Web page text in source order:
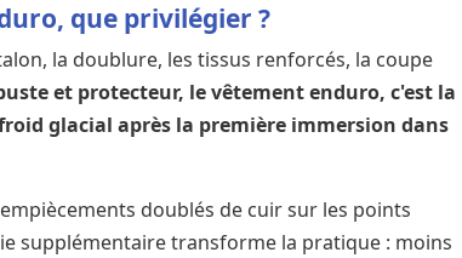
que privilégier ?
la doublure, les tissus renforcés, la coupe
et protecteur, le vêtement enduro, c'est la
glacial après la première immersion dans
doublés de cuir sur les points
supplémentaire transforme la pratique : moins